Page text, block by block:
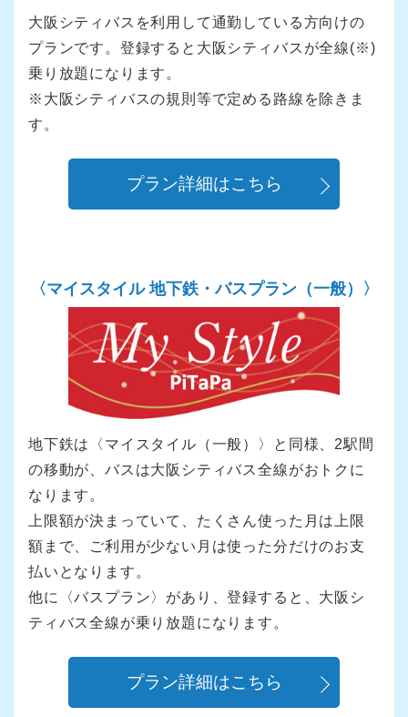
大阪シティバスを利用して通勤している方向けの
プランです。登録すると大阪シティバスが全線(※)
乗り放題になります。
※大阪シティバスの規則等で定める路線を除きま
す。
プラン詳細はこちら
〈マイスタイル 地下鉄・バスプラン（一般）〉
地下鉄は〈マイスタイル（一般）〉と同様、2駅間
の移動が、バスは大阪シティバス全線がおトクに
なります。
上限額が決まっていて、たくさん使った月は上限
額まで、ご利用が少ない月は使った分だけのお支
払いとなります。
他に〈バスプラン〉があり、登録すると、大阪シ
ティバス全線が乗り放題になります。
プラン詳細はこちら